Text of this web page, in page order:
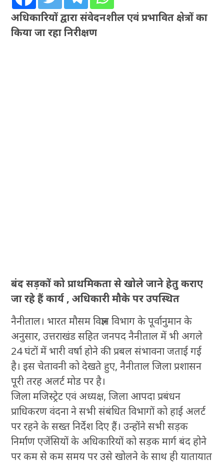
अधिकारियों द्वारा संवेदनशील एवं प्रभावित क्षेत्रों का
किया जा रहा निरीक्षण
बंद सड़कों को प्राथमिकता से खोले जाने हेतु कराए
जा रहे हैं कार्य , अधिकारी मौके पर उपस्थित
नैनीताल। भारत मौसम विज्ञान विभाग के पूर्वानुमान के
अनुसार, उत्तराखंड सहित जनपद नैनीताल में भी अगले
24 घंटों में भारी वर्षा होने की प्रबल संभावना जताई गई
है। इस चेतावनी को देखते हुए, नैनीताल जिला प्रशासन
पूरी तरह अलर्ट मोड पर है।
जिला मजिस्ट्रेट एवं अध्यक्ष, जिला आपदा प्रबंधन
प्राधिकरण वंदना ने सभी संबंधित विभागों को हाई अलर्ट
पर रहने के सख्त निर्देश दिए हैं। उन्होंने सभी सड़क
निर्माण एजेंसियों के अधिकारियों को सड़क मार्ग बंद होने
पर कम से कम समय पर उसे खोलने के साथ ही यातायात